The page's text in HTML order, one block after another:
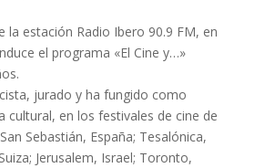
la estación Radio Ibero 90.9 FM, en
el programa «El Cine y…»
jurado y ha fungido como
cultural, en los festivales de cine de
Sebastián, España; Tesalónica,
Jerusalem, Israel; Toronto,